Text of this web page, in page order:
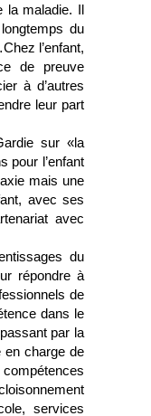
maladie. Il
du
l’enfant,
de preuve
à d’autres
leur part
sur «la
pour l’enfant
mais une
avec ses
avec
du
répondre à
de
dans le
par la
en charge de
services